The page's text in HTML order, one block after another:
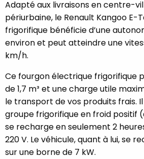
Adapté aux livraisons en centre-
périurbaine, le Renault Kangoo E-
frigorifique bénéficie d’une
environ et peut atteindre une
km/h.
Ce fourgon électrique frigorifique
de 1,7 m³ et une charge utile
le transport de vos produits frais. Il
groupe frigorifique en froid positif
se recharge en seulement 2
220 V. Le véhicule, quant à lui, se
sur une borne de 7 kW.